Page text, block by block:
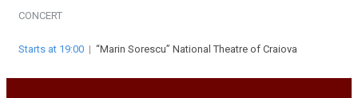
CONCERT
Starts at 19:00 | “Marin Sorescu” National Theatre of Craiova